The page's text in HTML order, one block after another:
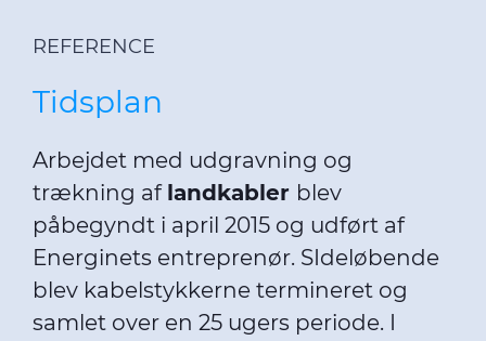
REFERENCE
Tidsplan
Arbejdet med udgravning og
trækning af landkabler blev
påbegyndt i april 2015 og udført af
Energinets entreprenør. SIdeløbende
blev kabelstykkerne termineret og
samlet over en 25 ugers periode. I